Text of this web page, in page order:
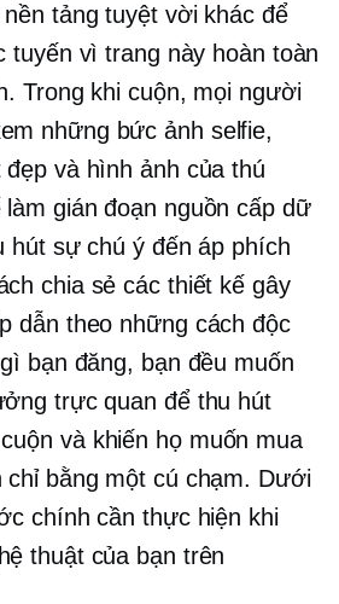
tảng tuyệt vời khác để
tuyến vì trang này hoàn toàn
Trong khi cuộn, mọi người
những bức ảnh selfie,
đẹp và hình ảnh của thú
gián đoạn nguồn cấp dữ
hút sự chú ý đến áp phích
chia sẻ các thiết kế gây
dẫn theo những cách độc
bạn đăng, bạn đều muốn
trực quan để thu hút
và khiến họ muốn mua
chỉ bằng một cú chạm. Dưới
chính cần thực hiện khi
thuật của bạn trên